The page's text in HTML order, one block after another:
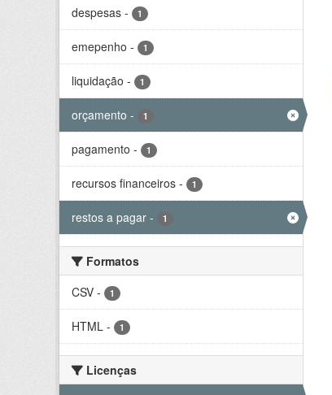
despesas - 1
emepenho - 1
liquidação - 1
orçamento - 1
pagamento - 1
recursos financeiros - 1
restos a pagar - 1
Formatos
CSV - 1
HTML - 1
Licenças